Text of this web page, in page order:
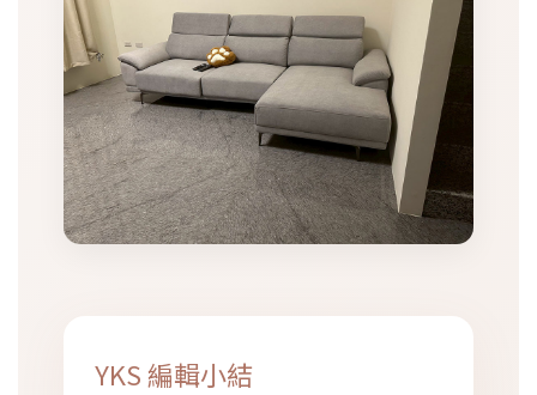
YKS 編輯小結